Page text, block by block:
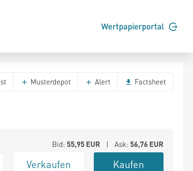
Wertpapierportal
Musterdepot Alert Factsheet
Bid: 55,95EUR | Ask: 56,76EUR
Verkaufen Kaufen